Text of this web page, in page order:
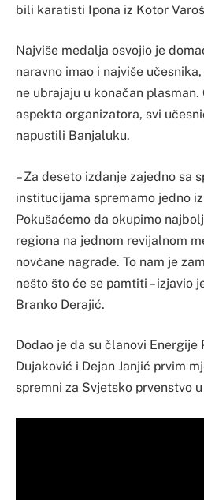
bili karatisti Ipona iz Kotor
Najviše medalja osvojio je
naravno imao i najviše
ne ubrajaju u konačan plasman.
aspekta organizatora, svi
napustili Banjaluku.
– Za deseto izdanje zajedno sa
institucijama spremamo jedno
Pokušaćemo da okupimo
regiona na jednom revijalnom
novčane nagrade. To nam je
nešto što će se pamtiti – izjavio
Branko Derajić.
Dodao je da su članovi Energije
Dujaković i Dejan Janjić prvim
spremni za Svjetsko prvenstvo